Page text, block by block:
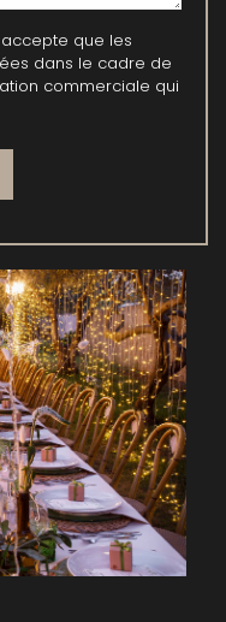
que les
dans le cadre de
commerciale qui